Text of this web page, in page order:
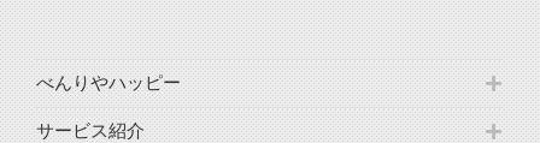
べんりやハッピー
サービス紹介